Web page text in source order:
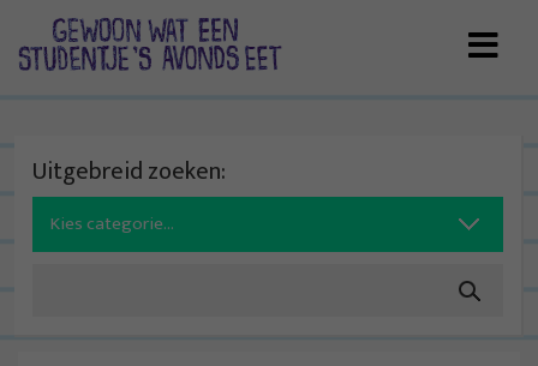
Uitgebreid zoeken:
Search
for: